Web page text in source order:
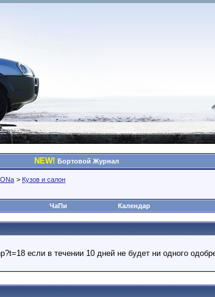
NEW! Бортовой Журнал
> Кузов и салон
ЧаПи Календар
если в течении 10 дней не будет ни одного